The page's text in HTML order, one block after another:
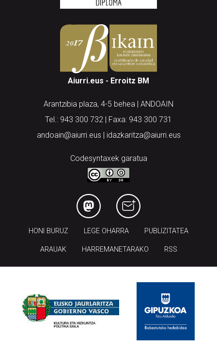
Aiurri.eus - Erroitz BM
Arantzibia plaza, 4-5 behea | ANDOAIN
Tel.: 943 300 732 | Faxa: 943 300 731
andoain@aiurri.eus | idazkaritza@aiurri.eus
Codesyntaxek garatua
HONI BURUZ LEGE OHARRA PUBLIZITATEA
ARAUAK HARREMANETARAKO RSS